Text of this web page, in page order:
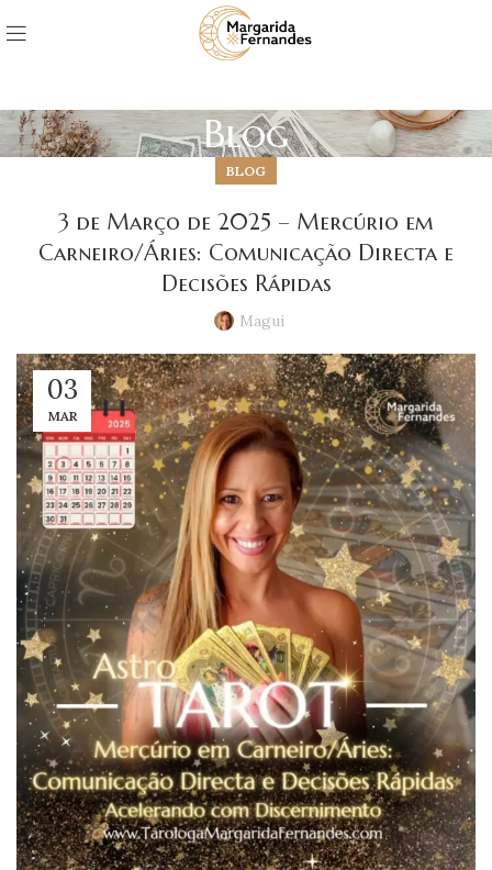
Blog
BLOG
3 de Março de 2025 – Mercúrio em
Carneiro/Áries: Comunicação Directa e
Decisões Rápidas
Magui
03
MAR